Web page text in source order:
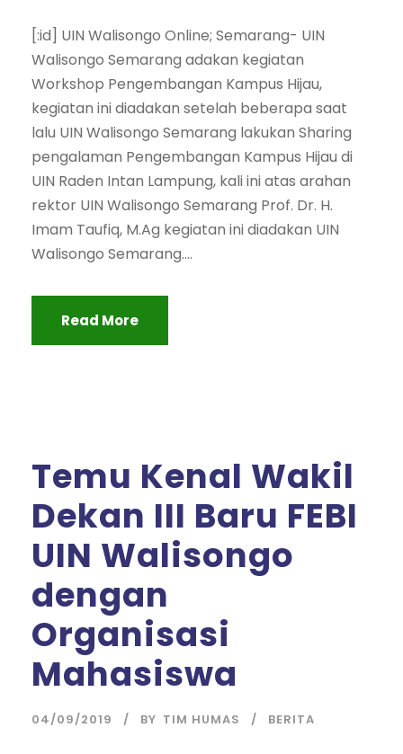
[:id] UIN Walisongo Online; Semarang- UIN
Walisongo Semarang adakan kegiatan
Workshop Pengembangan Kampus Hijau,
kegiatan ini diadakan setelah beberapa saat
lalu UIN Walisongo Semarang lakukan Sharing
pengalaman Pengembangan Kampus Hijau di
UIN Raden Intan Lampung, kali ini atas arahan
rektor UIN Walisongo Semarang Prof. Dr. H.
Imam Taufiq, M.Ag kegiatan ini diadakan UIN
Walisongo Semarang....
Read More
Temu Kenal Wakil
Dekan III Baru FEBI
UIN Walisongo
dengan
Organisasi
Mahasiswa
04/09/2019 BY TIM HUMAS BERITA